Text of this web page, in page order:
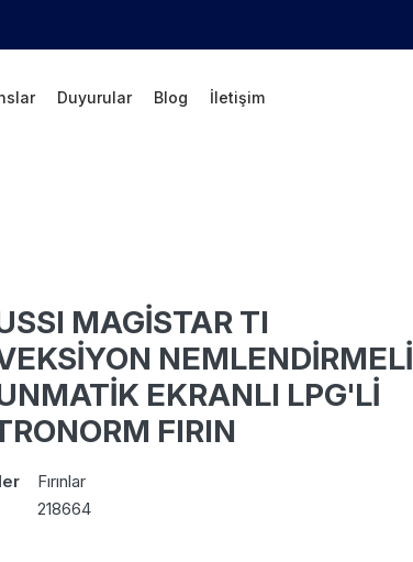
Duyurular Blog İletişim
MAGİSTAR TI
NEMLENDİRMELİ
EKRANLI LPG'Lİ
FIRIN
Fırınlar
218664